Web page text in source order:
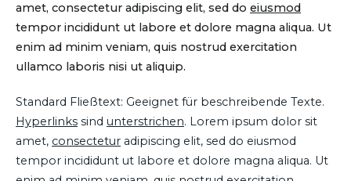
amet, consectetur adipiscing elit, sed do eiusmod
tempor incididunt ut labore et dolore magna aliqua. Ut
enim ad minim veniam, quis nostrud exercitation
ullamco laboris nisi ut aliquip.
Standard Fließtext: Geeignet für beschreibende Texte.
Hyperlinks sind unterstrichen. Lorem ipsum dolor sit
amet, consectetur adipiscing elit, sed do eiusmod
tempor incididunt ut labore et dolore magna aliqua. Ut